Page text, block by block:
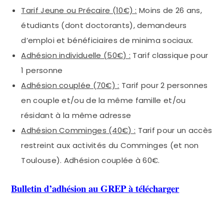
Tarif Jeune ou Précaire (10€) : Moins de 26 ans,
étudiants (dont doctorants), demandeurs
d’emploi et bénéficiaires de minima sociaux.
Adhésion individuelle (50€) : Tarif classique pour
1 personne
Adhésion couplée (70€) : Tarif pour 2 personnes
en couple et/ou de la même famille et/ou
résidant à la même adresse
Adhésion Comminges (40€) : Tarif pour un accès
restreint aux activités du Comminges (et non
Toulouse). Adhésion couplée à 60€.
Bulletin d’adhésion au GREP à télécharger